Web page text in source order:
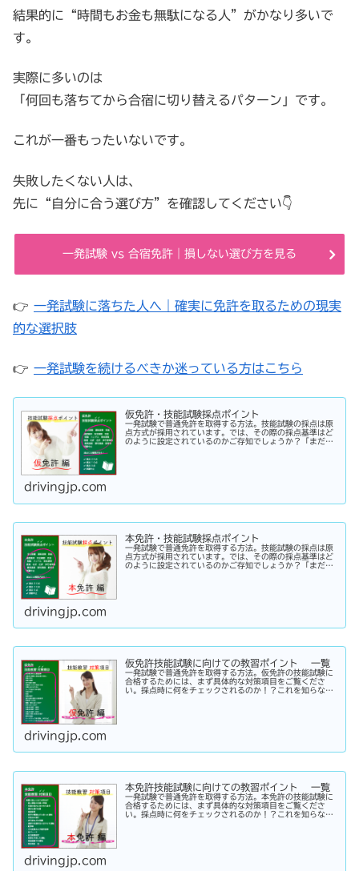
結果的に“時間もお金も無駄になる人”がかなり多いで
す。
実際に多いのは
「何回も落ちてから合宿に切り替えるパターン」です。
これが一番もったいないです。
失敗したくない人は、
先に“自分に合う選び方”を確認してください👇
一発試験 vs 合宿免許｜損しない選び方を見る
👉 一発試験に落ちた人へ｜確実に免許を取るための現実
的な選択肢
👉 一発試験を続けるべきか迷っている方はこちら
仮免許・技能試験採点ポイント
一発試験で普通免許を取得する方法。技能試験の採点は原
点方式が採用されています。では、その際の採点基準はど
のように設定されているのかご存知でしょうか？「まだ知
drivingjp.com
本免許・技能試験採点ポイント
一発試験で普通免許を取得する方法。技能試験の採点は原
点方式が採用されています。では、その際の採点基準はど
のように設定されているのかご存知でしょうか？「まだ知
drivingjp.com
仮免許技能試験に向けての教習ポイント 一覧
一発試験で普通免許を取得する方法。仮免許の技能試験に
合格するためには、まず具体的な対策項目をご覧くださ
い。採点時に何をチェックされるのか！？これを知らなけ
drivingjp.com
本免許技能試験に向けての教習ポイント 一覧
一発試験で普通免許を取得する方法。本免許の技能試験に
合格するためには、まず具体的な対策項目をご覧くださ
い。採点時に何をチェックされるのか！？これを知らなけ
drivingjp.com